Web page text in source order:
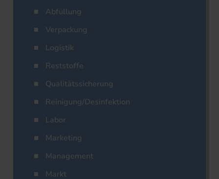
Abfüllung
Verpackung
Logistik
Reststoffe
Qualitätssicherung
Reinigung/Desinfektion
Labor
Marketing
Management
Markt